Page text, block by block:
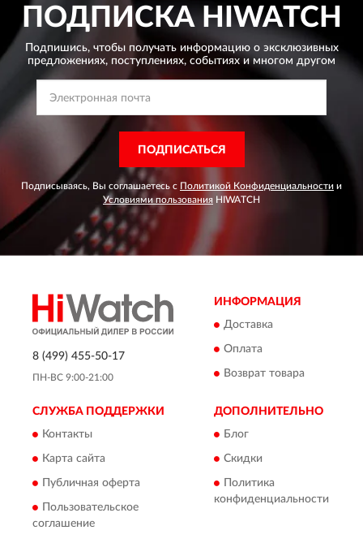
ПОДПИСКАHIWATCH
Подпишись, чтобы получать информацию о эксклюзивных
предложениях, поступлениях, событиях и многом другом
ПОДПИСАТЬСЯ
Подписываясь, Вы соглашаетесь с Политикой Конфиденциальности и
Условиями пользования HIWATCH
8 (499) 455-50-17
ПН-ВС 9:00-21:00
ИНФОРМАЦИЯ
Доставка
Оплата
Возврат товара
СЛУЖБА ПОДДЕРЖКИ
Контакты
Карта сайта
Публичная оферта
Пользовательское
соглашение
ДОПОЛНИТЕЛЬНО
Блог
Скидки
Политика
конфиденциальности